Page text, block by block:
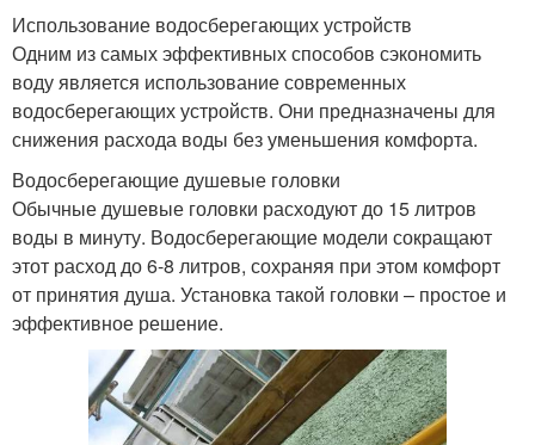
Использование водосберегающих устройств
Одним из самых эффективных способов сэкономить
воду является использование современных
водосберегающих устройств. Они предназначены для
снижения расхода воды без уменьшения комфорта.
Водосберегающие душевые головки
Обычные душевые головки расходуют до 15 литров
воды в минуту. Водосберегающие модели сокращают
этот расход до 6-8 литров, сохраняя при этом комфорт
от принятия душа. Установка такой головки – простое и
эффективное решение.